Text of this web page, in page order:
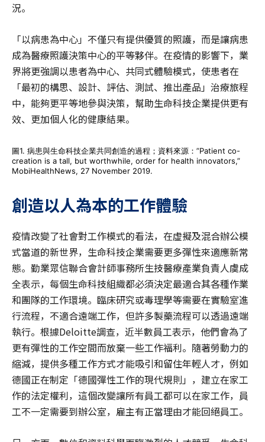
況。
「以病患為中心」不僅只有提供優質的照護，而是讓病患
成為醫療照護決策中心的平等夥伴。在疫情的影響下，業
界將更強調以患者為中心、共同式體驗模式，使患者在
「最初的構思、設計、評估、測試、推出產品」治療旅程
中，能夠更平等地參與決策，幫助生命科技企業提供更有
效、更加個人化的健康結果。
圖1. 病患與生命科技企業共同創造的過程；資料來源：”Patient co-
creation is a tall, but worthwhile, order for health innovators,”
MobiHealthNews, 27 November 2019.
創造以人為本的工作體驗
疫情改變了社會對工作模式的看法，在虛擬及混合辦公模
式當道的新世界，生命科技企業需要更多彈性來適應新常
態。勤業眾信聯合會計師事務所生技醫療產業負責人虞成
全表示，每個生命科技組織都必須決定最適合其各種作業
和團隊的工作環境。臨床研究或毒理學等需要在實驗室進
行流程，不適合遠端工作，但許多製藥流程可以透過遠端
執行。根據Deloitte調查，近半數員工表示，他們會為了
更有彈性的工作空間而放棄一些工作福利。隨著勞動力的
縮減，提供多種工作方式才能吸引和留住年輕人才，例如
德國正在制定「德國彈性工作的現代規則」，建立在家工
作的法定權利，這個改變讓所有員工都可以在家工作，員
工不一定需要到辦公室，雇主有正當理由才能回絕員工。